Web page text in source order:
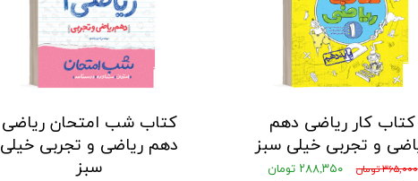
کتاب کار ریاضی دهم
و تجربی خیلی سبز
۳۶۵,۰۰۰ تومان ۲۸۸,۳۵۰ تومان
کتاب شب امتحان ریاضی
دهم ریاضی و تجربی خیلی
سبز